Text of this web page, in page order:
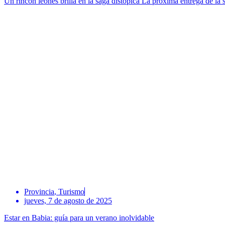
Provincia, Turismo
jueves, 7 de agosto de 2025
Estar en Babia: guía para un verano inolvidable